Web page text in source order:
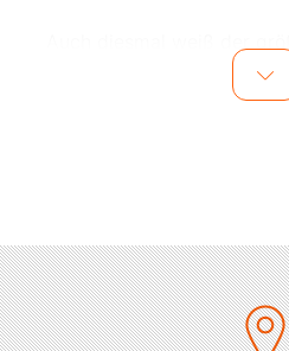
Galaxis wieder
Beziehungsalltag von